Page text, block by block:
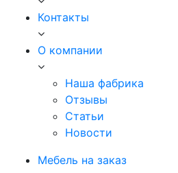
Контакты
О компании
Наша фабрика
Отзывы
Статьи
Новости
Мебель на заказ